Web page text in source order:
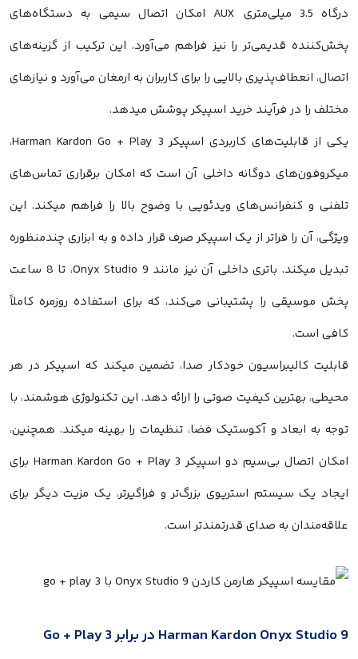
درگاه 3.5 میلی‌متری AUX امکان اتصال سیمی به دستگاه‌های
پخش‌کننده قدیمی‌تر را نیز فراهم می‌آورد. این ترکیب از گزینه‌های
اتصال، انعطاف‌پذیری بالایی را برای کاربران به ارمغان می‌آورد و نیازهای
مختلف را در فرآیند خرید اسپیکر پوشش میدهد.
یکی از قابلیت‌های کاربردی اسپیکر Harman Kardon Go + Play 3،
میکروفون‌های دوگانه داخلی آن است که امکان برقراری تماس‌های
تلفنی و کنفرانس‌های ویدئویی با وضوح بالا را فراهم میکند. این
ویژگی، آن را فراتر از یک اسپیکر صرف قرار داده و به ابزاری چندمنظوره
تبدیل میکند. باتری داخلی آن نیز مانند Onyx Studio 9، تا 8 ساعت
پخش موسیقی را پشتیبانی می‌کند، که برای استفاده روزمره کاملاً
کافی است.
قابلیت کالیبراسیون خودکار صدا، تضمین میکند که اسپیکر در هر
محیطی، بهترین کیفیت صوتی را ارائه دهد. این تکنولوژی هوشمند، با
توجه به ابعاد و آکوستیک فضا، تنظیمات را بهینه میکند. همچنین،
امکان اتصال بی‌سیم دو اسپیکر Harman Kardon Go + Play 3 برای
ایجاد یک سیستم استریوی بزرگ‌تر و فراگیرتر، یک مزیت دیگر برای
علاقه‌مندان به صدای قدرتمندتر است.
Harman Kardon Onyx Studio 9 در برابر Go + Play 3